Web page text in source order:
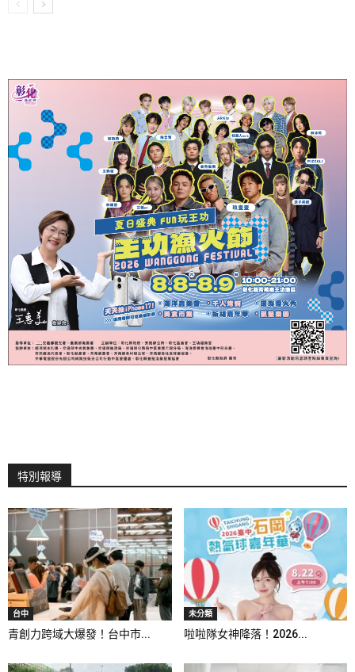
特別報導
台中
青創力跨域大爆發！台中市...
未分類
啦啦隊女神降落！2026...